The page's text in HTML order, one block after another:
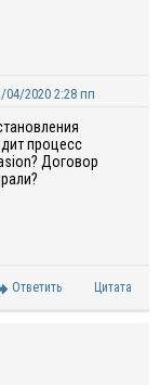
04/2020 2:28 пп
процесс
Договор
Ответить Цитата